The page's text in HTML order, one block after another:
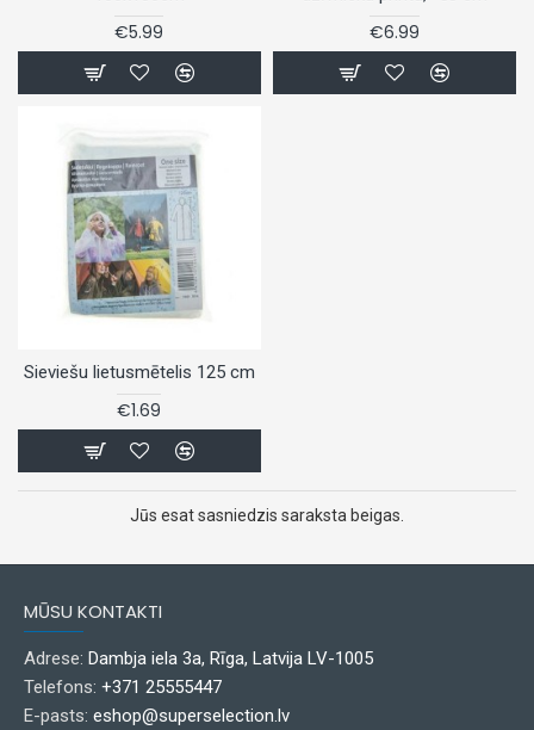
€5.99 €6.99
Sieviešu lietusmētelis 125 cm
€1.69
Jūs esat sasniedzis saraksta beigas.
MŪSU KONTAKTI
Adrese: Dambja iela 3a, Rīga, Latvija LV-1005
Telefons: +371 25555447
E-pasts: eshop@superselection.lv